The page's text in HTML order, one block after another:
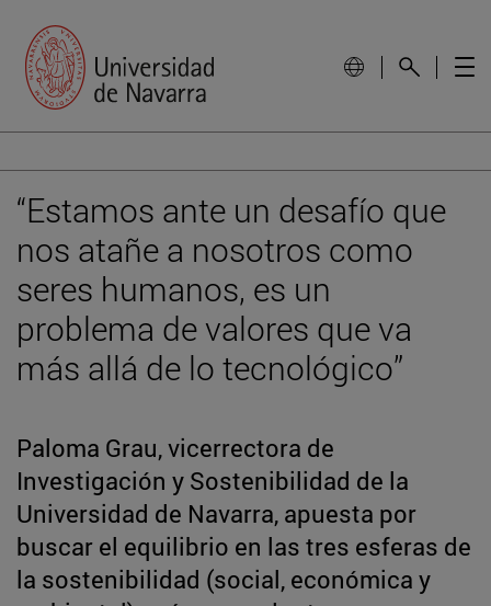
“Estamos ante un desafío que
nos atañe a nosotros como
seres humanos, es un
problema de valores que va
más allá de lo tecnológico”
Paloma Grau, vicerrectora de
Investigación y Sostenibilidad de la
Universidad de Navarra, apuesta por
buscar el equilibrio en las tres esferas de
la sostenibilidad (social, económica y